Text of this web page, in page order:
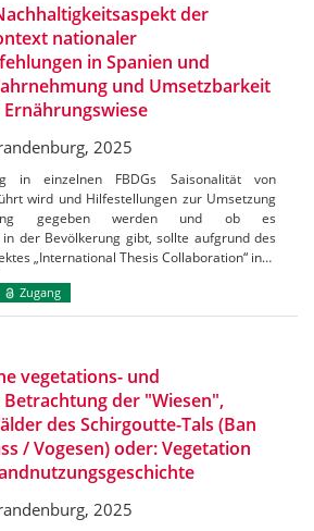
der
nationaler
in Spanien und
und Umsetzbarkeit
2025
in einzelnen FBDGs Saisonalität von
wird und Hilfestellungen zur Umsetzung
gegeben werden und ob es
der Bevölkerung gibt, sollte aufgrund des
„International Thesis Collaboration“ in…
Zugang
vegetations- und
der "Wiesen",
des Schirgoutte-Tals (Ban
/ Vogesen) oder: Vegetation
2025